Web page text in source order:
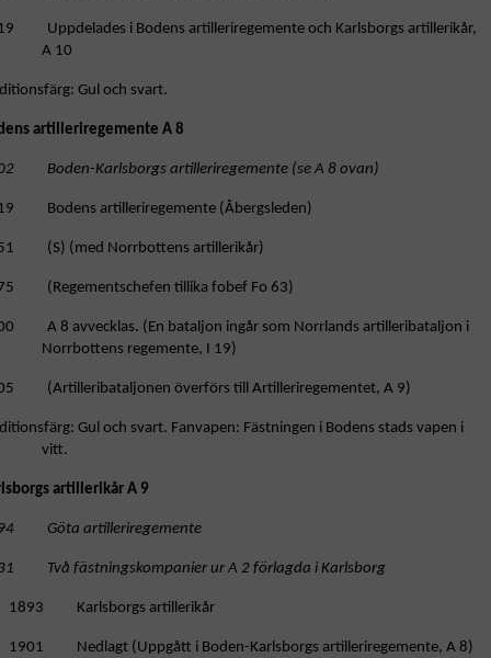
Uppdelades i Bodens artilleriregemente och Karlsborgs artillerikår,
A 10
Gul och svart.
artilleriregemente A 8
Boden-Karlsborgs artilleriregemente (se A 8 ovan)
Bodens artilleriregemente (Åbergsleden)
(S) (med Norrbottens artillerikår)
(Regementschefen tillika fobef Fo 63)
A 8 avvecklas. (En bataljon ingår som Norrlands artilleribataljon i
Norrbottens regemente, I 19)
(Artilleribataljonen överförs till Artilleriregementet, A 9)
Gul och svart. Fanvapen: Fästningen i Bodens stads vapen i
vitt.
artillerikår A 9
Göta artilleriregemente
Två fästningskompanier ur A 2 förlagda i Karlsborg
1893 Karlsborgs artillerikår
1901 Nedlagt (Uppgått i Boden-Karlsborgs artilleriregemente, A 8)